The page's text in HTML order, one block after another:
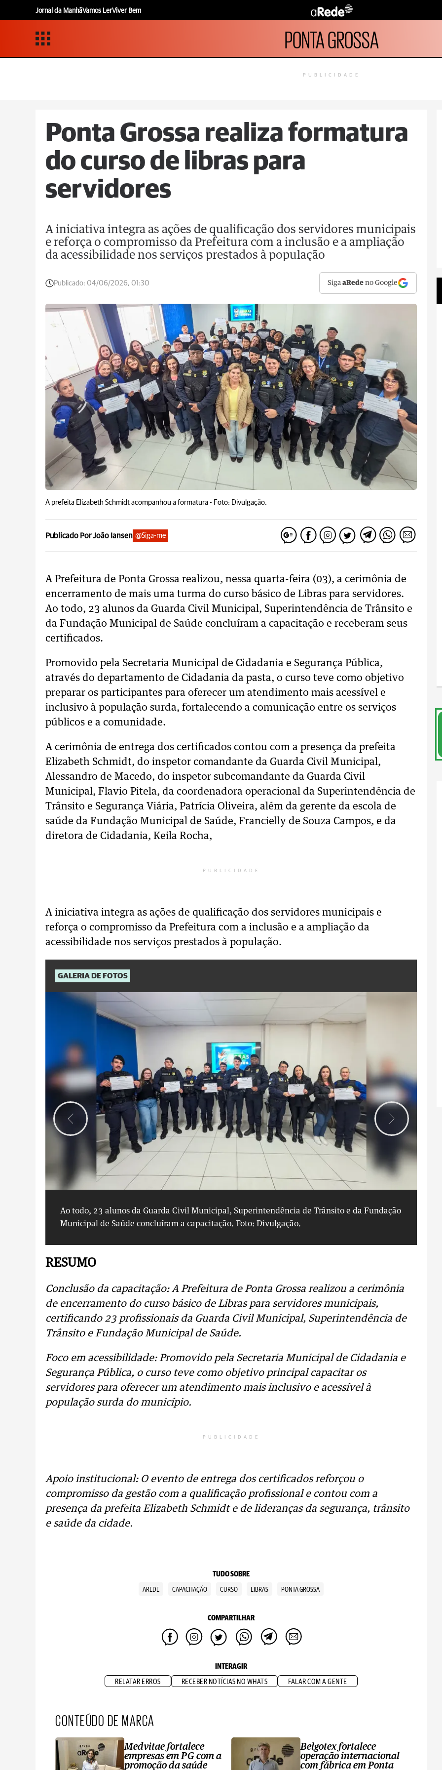
Jornal da ManhãVamos LerViver Bem
PONTA GROSSA
PUBLICIDADE
Ponta Grossa realiza formatura
do curso de libras para
servidores
A iniciativa integra as ações de qualificação dos servidores municipais
e reforça o compromisso da Prefeitura com a inclusão e a ampliação
da acessibilidade nos serviços prestados à população
Publicado: 04/06/2026, 01:30 SigaaRede no Google
A prefeita Elizabeth Schmidt acompanhou a formatura - Foto: Divulgação.
Publicado Por João Iansen @Siga-me
A Prefeitura de Ponta Grossa realizou, nessa quarta-feira (03), a cerimônia de
encerramento de mais uma turma do curso básico de Libras para servidores.
Ao todo, 23 alunos da Guarda Civil Municipal, Superintendência de Trânsito e
da Fundação Municipal de Saúde concluíram a capacitação e receberam seus
certificados.
Promovido pela Secretaria Municipal de Cidadania e Segurança Pública,
através do departamento de Cidadania da pasta, o curso teve como objetivo
preparar os participantes para oferecer um atendimento mais acessível e
inclusivo à população surda, fortalecendo a comunicação entre os serviços
públicos e a comunidade.
A cerimônia de entrega dos certificados contou com a presença da prefeita
Elizabeth Schmidt, do inspetor comandante da Guarda Civil Municipal,
Alessandro de Macedo, do inspetor subcomandante da Guarda Civil
Municipal, Flavio Pitela, da coordenadora operacional da Superintendência de
Trânsito e Segurança Viária, Patrícia Oliveira, além da gerente da escola de
saúde da Fundação Municipal de Saúde, Francielly de Souza Campos, e da
diretora de Cidadania, Keila Rocha,
PUBLICIDADE
A iniciativa integra as ações de qualificação dos servidores municipais e
reforça o compromisso da Prefeitura com a inclusão e a ampliação da
acessibilidade nos serviços prestados à população.
GALERIA DE FOTOS
Ao todo, 23 alunos da Guarda Civil Municipal, Superintendência de Trânsito e da Fundação
Municipal de Saúde concluíram a capacitação. Foto: Divulgação.
RESUMO
Conclusão da capacitação: A Prefeitura de Ponta Grossa realizou a cerimônia
de encerramento do curso básico de Libras para servidores municipais,
certificando 23 profissionais da Guarda Civil Municipal, Superintendência de
Trânsito e Fundação Municipal de Saúde.
Foco em acessibilidade: Promovido pela Secretaria Municipal de Cidadania e
Segurança Pública, o curso teve como objetivo principal capacitar os
servidores para oferecer um atendimento mais inclusivo e acessível à
população surda do município.
PUBLICIDADE
Apoio institucional: O evento de entrega dos certificados reforçou o
compromisso da gestão com a qualificação profissional e contou com a
presença da prefeita Elizabeth Schmidt e de lideranças da segurança, trânsito
e saúde da cidade.
TUDO SOBRE
AREDE CAPACITAÇÃO CURSO LIBRAS PONTA GROSSA
COMPARTILHAR
INTERAGIR
RELATAR ERROS RECEBER NOTÍCIAS NO WHATS FALAR COM A GENTE
CONTEÚDO DE MARCA
Medvitae fortalece
empresas em PG com a
promoção da saúde
Belgotex fortalece
operação internacional
com fábrica em Ponta